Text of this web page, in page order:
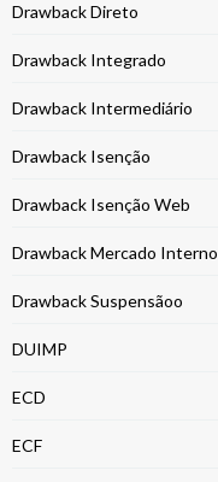
Drawback Direto
Drawback Integrado
Drawback Intermediário
Drawback Isenção
Drawback Isenção Web
Drawback Mercado Interno
Drawback Suspensãoo
DUIMP
ECD
ECF